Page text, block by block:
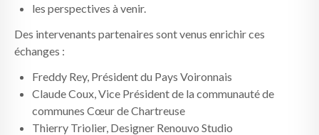
les perspectives à venir.
Des intervenants partenaires sont venus enrichir ces
échanges :
Freddy Rey, Président du Pays Voironnais
Claude Coux, Vice Président de la communauté de
communes Cœur de Chartreuse
Thierry Triolier, Designer Renouvo Studio